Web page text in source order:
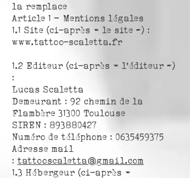
la remplace
Article 1 – Mentions légales
1.1 Site (ci-après « le site ») :
www.tattoo-scaletta.fr
1.2 Editeur (ci-après « l’éditeur »)
:
Lucas Scaletta
Demeurant : 92 chemin de la
Flambère 31300 Toulouse
SIREN : 893880427
Numéro de téléphone : 0635459375
Adresse mail
: tattooscaletta@gmail.com
1.3 Hébergeur (ci-après «